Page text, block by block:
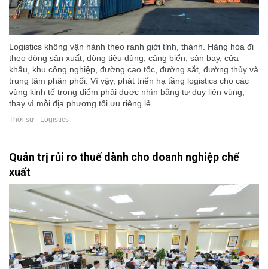
Logistics không vận hành theo ranh giới tỉnh, thành. Hàng hóa đi
theo dòng sản xuất, dòng tiêu dùng, cảng biển, sân bay, cửa
khẩu, khu công nghiệp, đường cao tốc, đường sắt, đường thủy và
trung tâm phân phối. Vì vậy, phát triển hạ tầng logistics cho các
vùng kinh tế trọng điểm phải được nhìn bằng tư duy liên vùng,
thay vì mỗi địa phương tối ưu riêng lẻ.
Thời sự - Logistics
Quản trị rủi ro thuế dành cho doanh nghiệp chế
xuất